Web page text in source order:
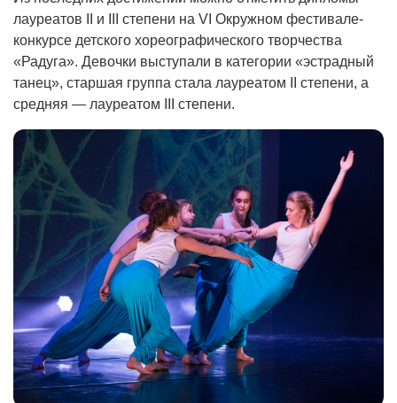
лауреатов II и III степени на VI Окружном фестивале-
конкурсе детского хореографического творчества
«Радуга». Девочки выступали в категории «эстрадный
танец», старшая группа стала лауреатом II степени, а
средняя — лауреатом III степени.